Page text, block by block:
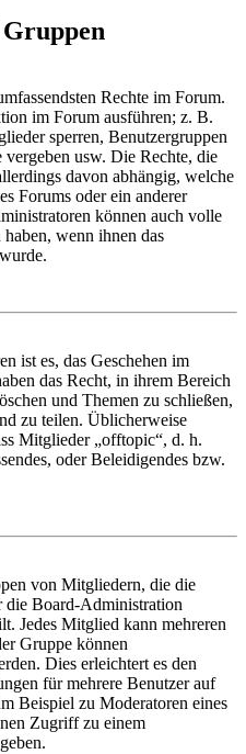
Rechte im Forum.
im Forum ausführen; z. B.
sperren, Benutzergruppen
usw. Die Rechte, die
davon abhängig, welche
Forums oder ein anderer
können auch volle
wenn ihnen das
ist es, das Geschehen im
das Recht, in ihrem Bereich
und Themen zu schließen,
zu teilen. Üblicherweise
Mitglieder „offtopic“, d. h.
oder Beleidigendes bzw.
von Mitgliedern, die die
die Board-Administration
Jedes Mitglied kann mehreren
Gruppe können
Dies erleichtert es den
für mehrere Benutzer auf
Beispiel zu Moderatoren eines
Zugriff zu einem